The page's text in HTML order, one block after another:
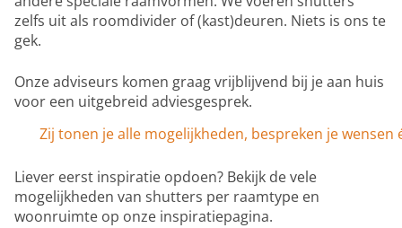
zelfs uit als roomdivider of (kast)deuren. Niets is ons te
gek.
Onze adviseurs komen graag vrijblijvend bij je aan huis
voor een uitgebreid adviesgesprek.
Zij tonen je alle mogelijkheden, bespreken je
Liever eerst inspiratie opdoen? Bekijk de vele
mogelijkheden van shutters per raamtype en
woonruimte op onze inspiratiepagina.